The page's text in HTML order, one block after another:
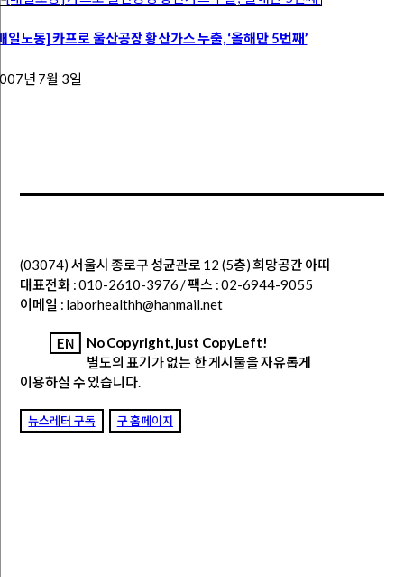
일노동] 카프로 울산공장 황산가스 누출, ‘올해만 5번째’
년 7월 3일
(03074) 서울시 종로구 성균관로 12 (5층) 희망공간 아띠
대표전화 : 010-2610-3976 / 팩스 : 02-6944-9055
이메일 : laborhealthh@hanmail.net
No Copyright, just CopyLeft!
별도의 표기가 없는 한 게시물을 자유롭게
이용하실 수 있습니다.
뉴스레터 구독 구 홈페이지